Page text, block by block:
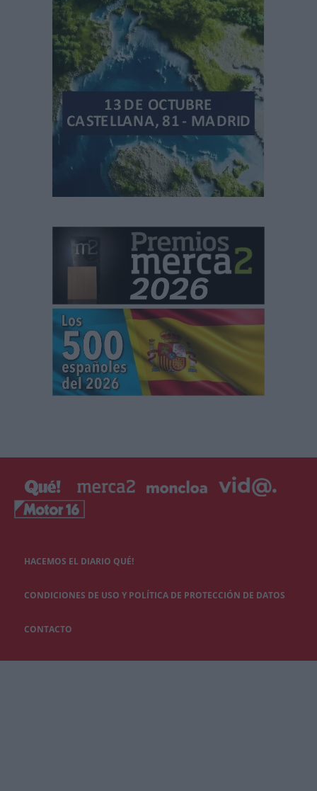
HACEMOS EL DIARIO QUÉ!
CONDICIONES DE USO Y POLÍTICA DE PROTECCIÓN DE DATOS
CONTACTO